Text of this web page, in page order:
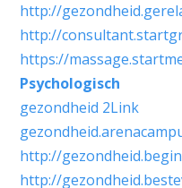
http://
http://
https://
Psychologisch
gezondheid 2Link
http://
http://